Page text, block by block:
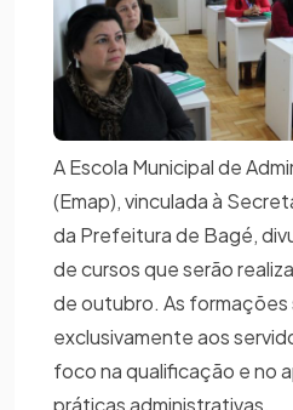
A Escola Municipal de
(Emap), vinculada à
da Prefeitura de Bagé,
de cursos que serão
de outubro. As formações
exclusivamente aos
foco na qualificação e no
práticas administrativas.